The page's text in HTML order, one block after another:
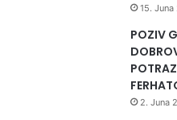
15.
POZIV
2. Juna